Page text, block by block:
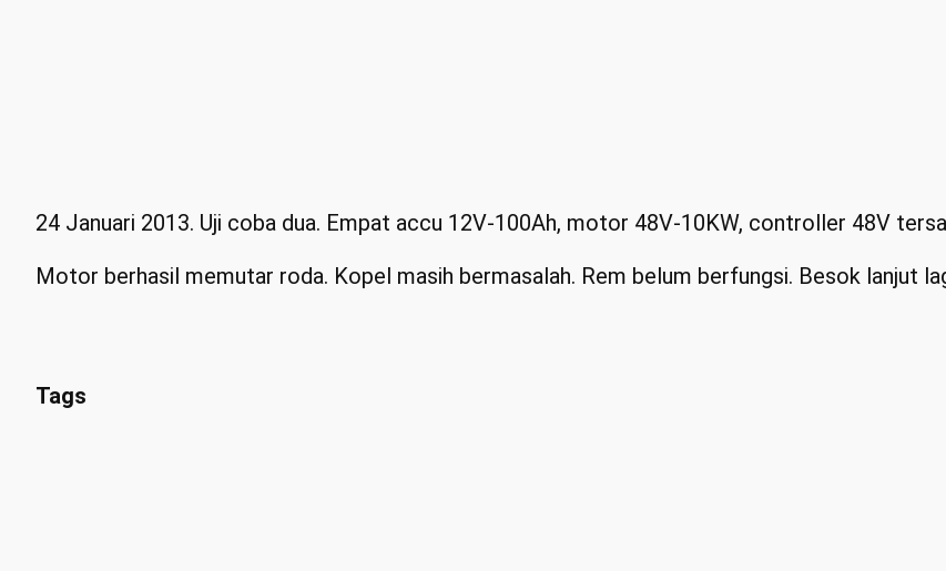
24 Januari 2013. Uji coba dua. Empat accu 12V-100Ah, motor 48V-10KW, controller 48V
Motor berhasil memutar roda. Kopel masih bermasalah. Rem belum berfungsi. Besok lanjut
Tags